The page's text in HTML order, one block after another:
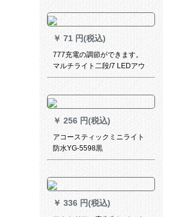
る）
￥ 71 円(税込)
777充電の調節ができます。
マルチライト二段/7 LEDアウ
トドア光マット狩り魚釣りラ
￥ 256 円(税込)
アコースティックミニライト
防水YG-5598黒
￥ 336 円(税込)